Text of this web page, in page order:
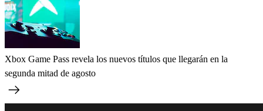
Xbox Game Pass revela los nuevos títulos que llegarán en la
segunda mitad de agosto